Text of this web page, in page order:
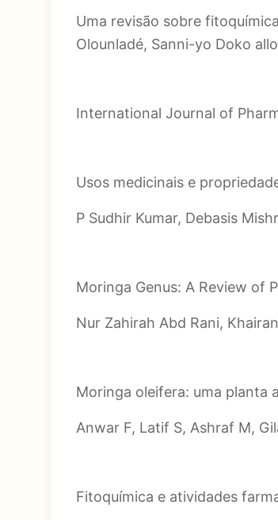
Uma revisão sobre
Olounladé, Sanni-yo Doko
International Journal of
Usos medicinais e
P Sudhir Kumar, Debasis
Moringa Genus: A Review of
Nur Zahirah Abd Rani,
Moringa oleifera: uma planta
Anwar F, Latif S, Ashraf M,
Fitoquímica e atividades